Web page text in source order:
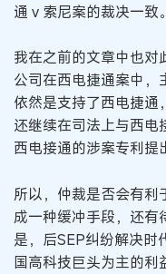
通 v 索尼案的裁决一致。
我在之前的文章中也对
公司在西电捷通案中，
依然是支持了西电捷通
还继续在司法上与西电
西电接通的涉案专利提
所以，仲裁是否会有利
成一种缓冲手段，还有
是，后SEP纠纷解决时
国高科技巨头为主的利